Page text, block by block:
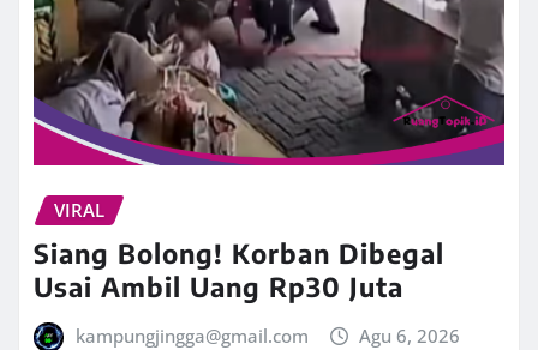
VIRAL
Siang Bolong! Korban Dibegal
Usai Ambil Uang Rp30 Juta
kampungjingga@gmail.com Agu 6, 2026